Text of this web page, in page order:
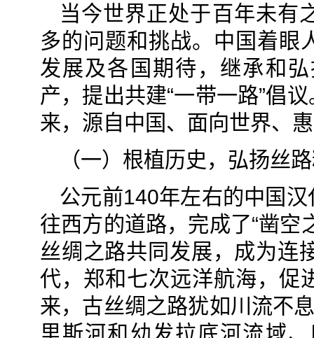
当今世界正处于百年未有
多的问题和挑战。中国着眼
发展及各国期待，继承和
产，提出共建“一带一路”倡
来，源自中国、面向世界、
（一）根植历史，弘扬丝
公元前140年左右的中国
往西方的道路，完成了“凿空
丝绸之路共同发展，成为连
代，郑和七次远洋航海，促
来，古丝绸之路犹如川流不